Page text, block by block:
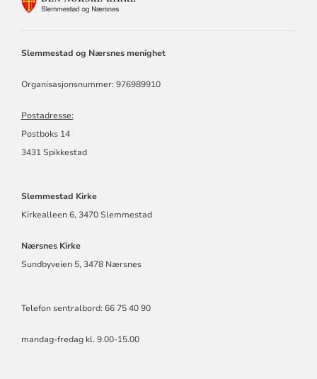
Slemmestad og Nærsnes menighet
Organisasjonsnummer: 976989910
Postadresse:
Postboks 14
3431 Spikkestad
Slemmestad Kirke
Kirkealleen 6, 3470 Slemmestad
Nærsnes Kirke
Sundbyveien 5, 3478 Nærsnes
Telefon sentralbord: 66 75 40 90
mandag-fredag kl. 9.00-15.00